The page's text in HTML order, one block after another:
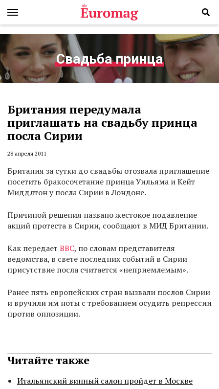
Свадьба принца
Британия передумала
приглашать на свадьбу принца
посла Сирии
28 апреля 2011
Британия за сутки до свадьбы отозвала приглашение
посетить бракосочетание принца Уильяма и Кейт
Миддлтон у посла Сирии в Лондоне.
Причиной решения названо жестокое подавление
акций протеста в Сирии, сообщают в МИД Британии.
Как передает ВВС, по словам представителя
ведомства, в свете последних событий в Сирии
присутствие посла считается «неприемлемым».
Ранее пять европейских стран вызвали послов Сирии
и вручили им ноты с требованием осудить репрессии
против оппозиции.
Читайте также
Итальянский винный салон пройдет в Москве